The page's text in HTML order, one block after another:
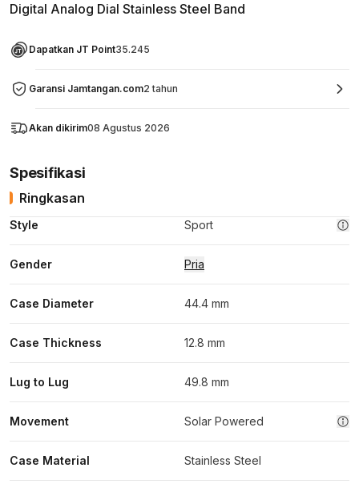
Digital Analog Dial Stainless Steel Band
Dapatkan JT Point35.245
Garansi Jamtangan.com2 tahun
Akan dikirim08 Agustus 2026
Spesifikasi
Ringkasan
Style Sport
Gender Pria
Case Diameter 44.4 mm
Case Thickness 12.8 mm
Lug to Lug 49.8 mm
Movement Solar Powered
Case Material Stainless Steel